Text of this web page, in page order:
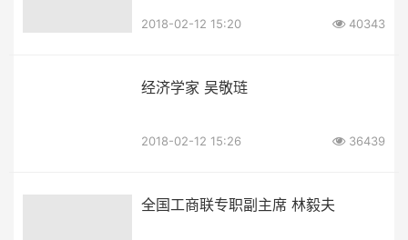
2018-02-12 15:20 40343
经济学家 吴敬琏
2018-02-12 15:26 36439
全国工商联专职副主席 林毅夫